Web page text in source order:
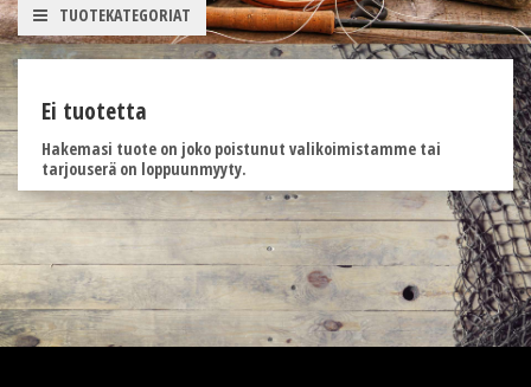
TUOTEKATEGORIAT
Ei tuotetta
Hakemasi tuote on joko poistunut valikoimistamme tai
tarjouserä on loppuunmyyty.